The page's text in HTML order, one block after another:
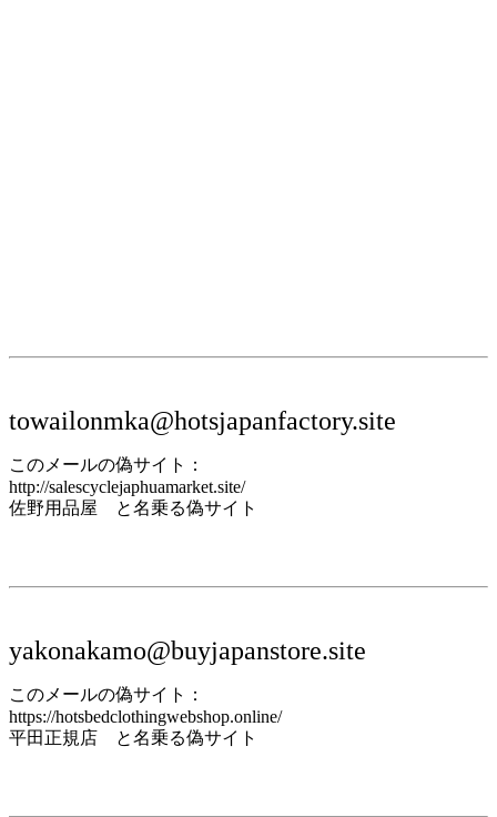
towailonmka@hotsjapanfactory.site
このメールの偽サイト：
http://salescyclejaphuamarket.site/
佐野用品屋 と名乗る偽サイト
yakonakamo@buyjapanstore.site
このメールの偽サイト：
https://hotsbedclothingwebshop.online/
平田正規店 と名乗る偽サイト